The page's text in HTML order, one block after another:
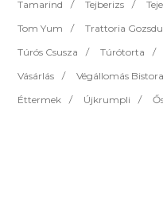
Tamarind
Tejberizs
Tom Yum
Trattoria Gozsdu
Túrós Csusza
Túrótorta
Vásárlás
Végállomás
Éttermek
Újkrumpli